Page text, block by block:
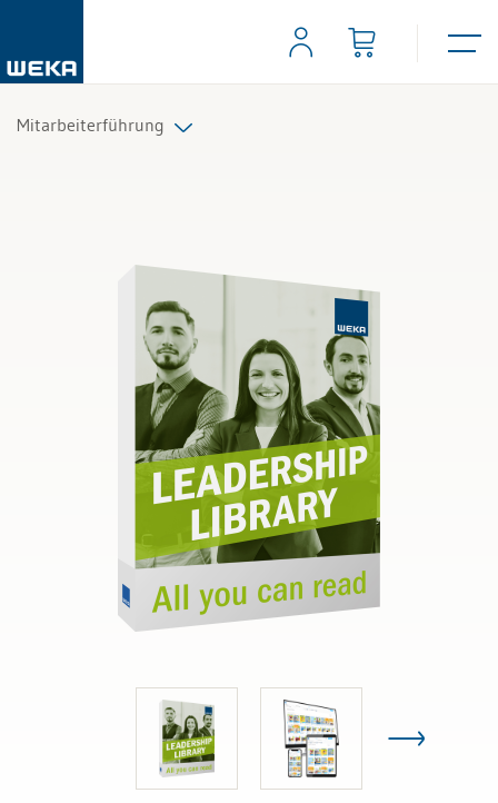
Mitarbeiterführung
Mitarbeitergespräche